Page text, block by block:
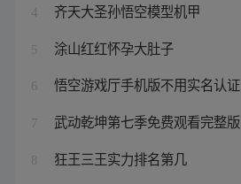
4 齐天大圣孙悟空模型机甲
5 涂山红红怀孕大肚子
6 悟空游戏厅手机版不用实名认证
7 武动乾坤第七季免费观看完整版
8 狂王三王实力排名第几